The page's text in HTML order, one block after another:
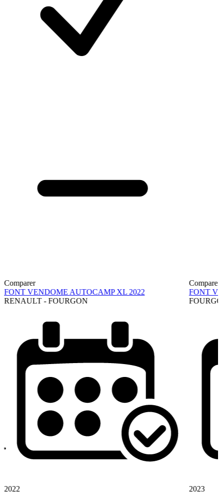
Comparer
FONT VENDOME AUTOCAMP XL 2022
RENAULT - FOURGON
2022
Comparer
FONT
2023